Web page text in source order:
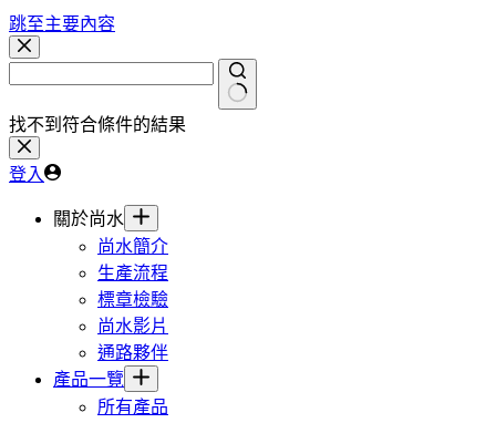
跳至主要內容
找不到符合條件的結果
登入
關於尚水
尚水簡介
生產流程
標章檢驗
尚水影片
通路夥伴
產品一覽
所有產品